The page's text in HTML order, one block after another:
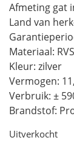
Afmeting gat
Land van
Materiaal:
Kleur: zilver
Vermogen:
Verbruik: ±
Brandstof:
Uitverkocht